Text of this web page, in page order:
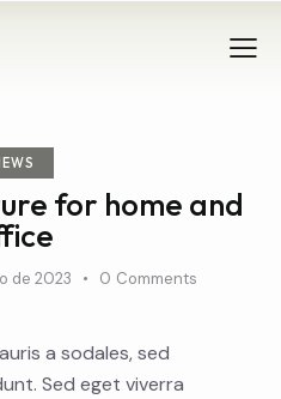
for home and
de 2023 0 Comments
a sodales, sed
Sed eget viverra